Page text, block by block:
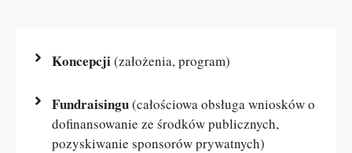
Koncepcji(założenia, program)
Fundraisingu(całościowa obsługa wniosków o
dofinansowanie ze środków publicznych,
pozyskiwanie sponsorów prywatnych)